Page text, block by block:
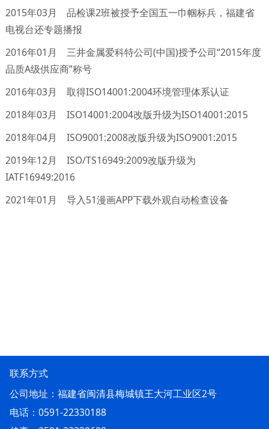
2015年03月 品检课2班被授予全国五一巾帼标兵，福建省
电视台还专题播报
2016年01月 三井金属爱科特公司(中国)授予公司“2015年度
品质A级供应商”称号
2016年03月 取得ISO14001:2004环境管理体系认证
2018年03月 ISO14001:2004改版升级为ISO14001:2015
2018年04月 ISO9001:2008改版升级为ISO9001:2015
2019年12月 ISO/TS16949:2009改版升级为
IATF16949:2016
2021年01月 导入51漫画APP下载外观自动检查设备
联系方式
公司地址：福建省闽清县梅城镇王大河工业区2号
电话：0591-22330188